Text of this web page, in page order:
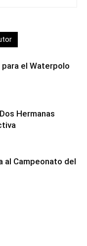
el Waterpolo
Hermanas
al Campeonato del